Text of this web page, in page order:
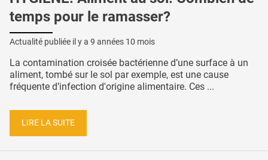
temps pour le ramasser?
Actualité publiée il y a 9 années 10 mois
La contamination croisée bactérienne d’une surface à un
aliment, tombé sur le sol par exemple, est une cause
fréquente d’infection d'origine alimentaire. Ces ...
LIRE LA SUITE